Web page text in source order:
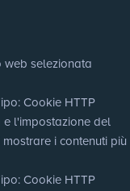
web selezionata
: Cookie HTTP
l'impostazione del
i contenuti più
: Cookie HTTP